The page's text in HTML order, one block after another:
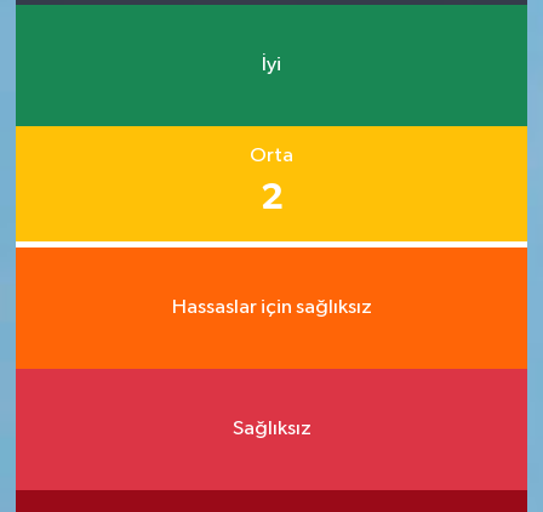
İyi
Orta
2
Hassaslar için sağlıksız
Sağlıksız